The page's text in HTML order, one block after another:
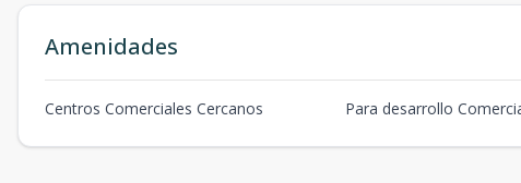
Amenidades
Centros Comerciales Cercanos Para desarrollo